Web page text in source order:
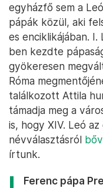
egyházfő sem a
pápák közül, aki
es enciklikájában.
ben kezdte
gyökeresen
Róma
találkozott Attila
támadja meg a
is, hogy XIV. Leó
névválasztásról
írtunk.
Ferenc pápa